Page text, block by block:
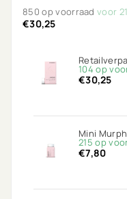
850 op voorraadvoor
€30,25
104 op
€30,25
Mini
215 op
€7,80